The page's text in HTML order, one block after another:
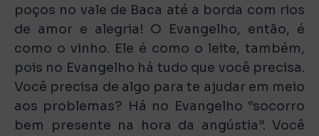
poços no vale de Baca até a borda com rios
de amor e alegria! O Evangelho, então, é
como o vinho. Ele é como o leite, também,
pois no Evangelho há tudo que você precisa.
Você precisa de algo para te ajudar em meio
aos problemas? Há no Evangelho “socorro
bem presente na hora da angústia”. Você